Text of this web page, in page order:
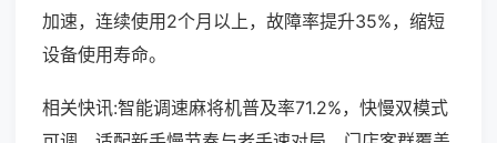
加速，连续使用2个月以上，故障率提升35%，缩短
设备使用寿命。
相关快讯:智能调速麻将机普及率71.2%，快慢双模式